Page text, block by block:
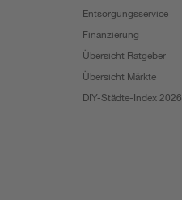
Entsorgungsservice
Finanzierung
Übersicht Ratgeber
Übersicht Märkte
DIY-Städte-Index 2026